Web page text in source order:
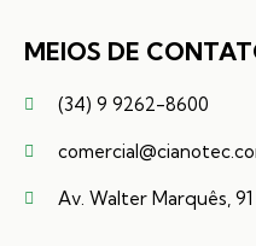
MEIOS DE
(34) 9 9262-8600
Av. Walter Marquês,